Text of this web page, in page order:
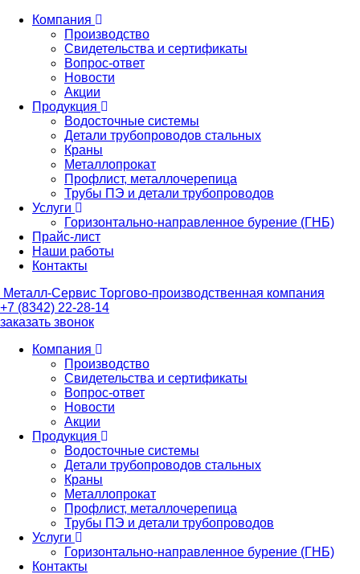
Компания
Производство
Свидетельства и сертификаты
Вопрос-ответ
Новости
Акции
Продукция
Водосточные системы
Детали трубопроводов стальных
Краны
Металлопрокат
Профлист, металлочерепица
Трубы ПЭ и детали трубопроводов
Услуги
Горизонтально-направленное бурение (ГНБ)
Прайс-лист
Наши работы
Контакты
Металл-Сервис Торгово-производственная компания
+7 (8342) 22-28-14
заказать звонок
Компания
Производство
Свидетельства и сертификаты
Вопрос-ответ
Новости
Акции
Продукция
Водосточные системы
Детали трубопроводов стальных
Краны
Металлопрокат
Профлист, металлочерепица
Трубы ПЭ и детали трубопроводов
Услуги
Горизонтально-направленное бурение (ГНБ)
Контакты